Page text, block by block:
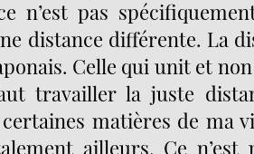
n’est pas
distance différente. La
Celle qui unit et
travailler la juste
matières de ma
ailleurs. Ce n’est